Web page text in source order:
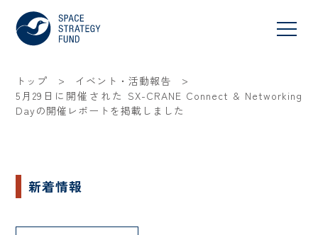
トップ > イベント・活動報告 >
5月29日に開催された SX-CRANE Connect & Networking
Dayの開催レポートを掲載しました
新着情報